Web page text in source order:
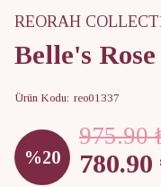
REORAH
Belle's
Ürün Kodu: reo01337
%20
975.90
780.90